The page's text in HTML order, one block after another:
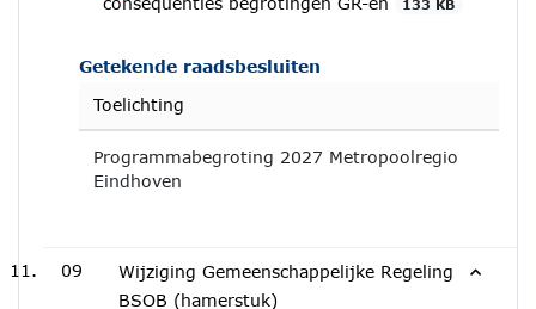
133 KB
Getekende raadsbesluiten
Toelichting
Programmabegroting 2027 Metropoolregio
Eindhoven
09
Wijziging Gemeenschappelijke Regeling
BSOB (hamerstuk)